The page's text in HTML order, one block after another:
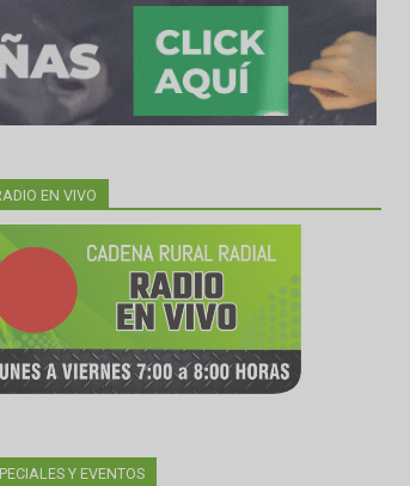
ESCUCHAR RADIO EN VIVO